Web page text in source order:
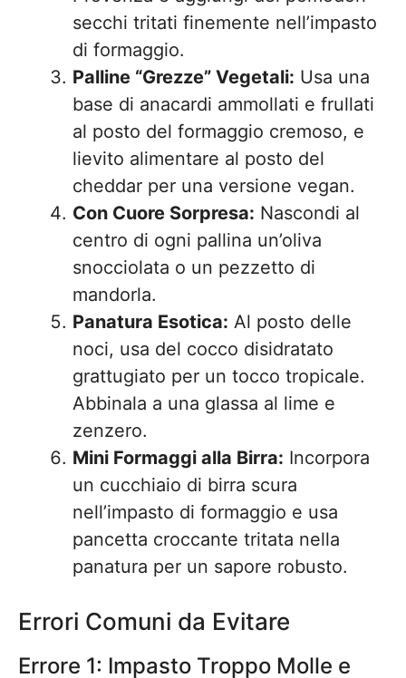
secchi tritati finemente nell’impasto
di formaggio.
Palline “Grezze” Vegetali: Usa una
base di anacardi ammollati e frullati
al posto del formaggio cremoso, e
lievito alimentare al posto del
cheddar per una versione vegan.
Con Cuore Sorpresa: Nascondi al
centro di ogni pallina un’oliva
snocciolata o un pezzetto di
mandorla.
Panatura Esotica: Al posto delle
noci, usa del cocco disidratato
grattugiato per un tocco tropicale.
Abbinala a una glassa al lime e
zenzero.
Mini Formaggi alla Birra: Incorpora
un cucchiaio di birra scura
nell’impasto di formaggio e usa
pancetta croccante tritata nella
panatura per un sapore robusto.
Errori Comuni da Evitare
Errore 1: Impasto Troppo Molle e